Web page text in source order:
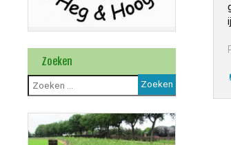
Zoeken
Zoeken
naar: